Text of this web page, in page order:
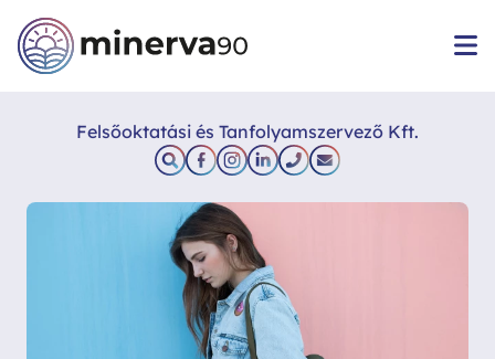
Felsőoktatási és Tanfolyamszervező Kft.